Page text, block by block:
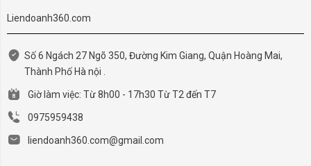
Liendoanh360.com
Số 6 Ngách 27 Ngõ 350, Đường Kim Giang, Quận Hoàng Mai,
Thành Phố Hà nội .
Giờ làm việc: Từ 8h00 - 17h30 Từ T2 đến T7
0975959438
liendoanh360.com@gmail.com